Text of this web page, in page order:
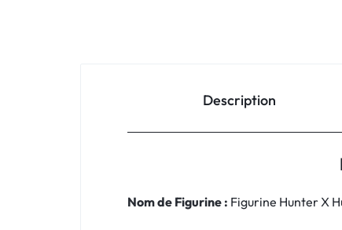
Description
Nom de Figurine : Figurine Hunter X